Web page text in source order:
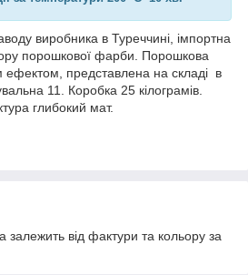
виробника в Туреччині, імпортна
порошкової фарби. Порошкова
представлена на складі в
11. Коробка 25 кілограмів.
глибокий мат.
залежить від фактури та кольору за